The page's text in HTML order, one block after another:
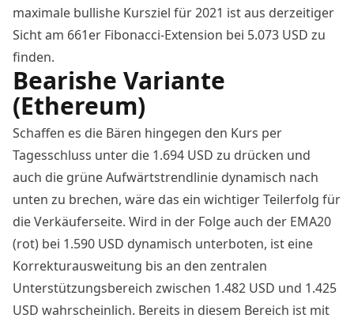
maximale bullishe Kursziel für 2021 ist aus derzeitiger
Sicht am 661er Fibonacci-Extension bei 5.073 USD zu
finden.
Bearishe Variante
(Ethereum)
Schaffen es die Bären hingegen den Kurs per
Tagesschluss unter die 1.694 USD zu drücken und
auch die grüne Aufwärtstrendlinie dynamisch nach
unten zu brechen, wäre das ein wichtiger Teilerfolg für
die Verkäuferseite. Wird in der Folge auch der EMA20
(rot) bei 1.590 USD dynamisch unterboten, ist eine
Korrekturausweitung bis an den zentralen
Unterstützungsbereich zwischen 1.482 USD und 1.425
USD wahrscheinlich. Bereits in diesem Bereich ist mit